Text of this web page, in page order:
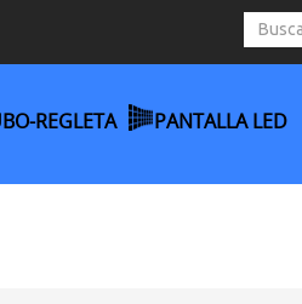
REGLETA PANTALLA LED